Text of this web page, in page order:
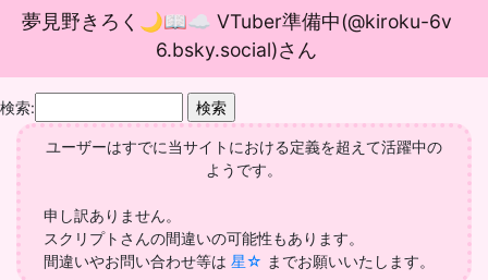
夢見野きろく🌙📖☁ VTuber準備中(@kiroku-6v
6.bsky.social)さん
検索:
ユーザーはすでに当サイトにおける定義を超えて活躍中の
ようです。
申し訳ありません。
スクリプトさんの間違いの可能性もあります。
間違いやお問い合わせ等は 星☆ までお願いいたします。